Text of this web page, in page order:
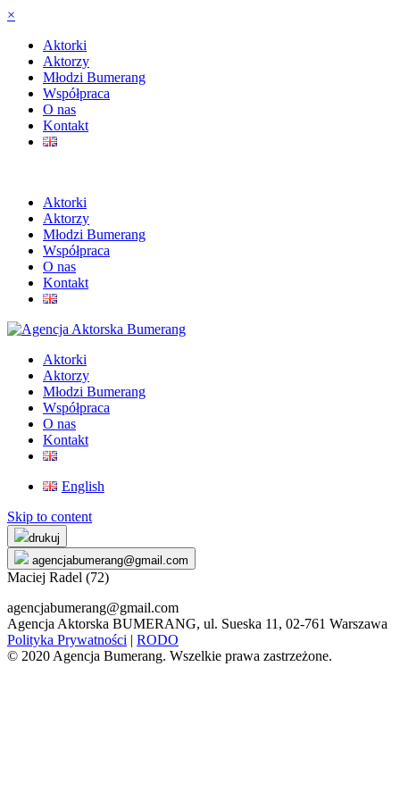
×
Aktorki
Aktorzy
Młodzi Bumerang
Współpraca
O nas
Kontakt
Aktorki
Aktorzy
Młodzi Bumerang
Współpraca
O nas
Kontakt
Aktorki
Aktorzy
Młodzi Bumerang
Współpraca
O nas
Kontakt
English
Skip to content
drukuj
agencjabumerang@gmail.com
Maciej Radel (72)
agencjabumerang@gmail.com
Agencja Aktorska BUMERANG, ul. Sueska 11, 02-761 Warszawa
Polityka Prywatności | RODO
© 2020 Agencja Bumerang. Wszelkie prawa zastrzeżone.